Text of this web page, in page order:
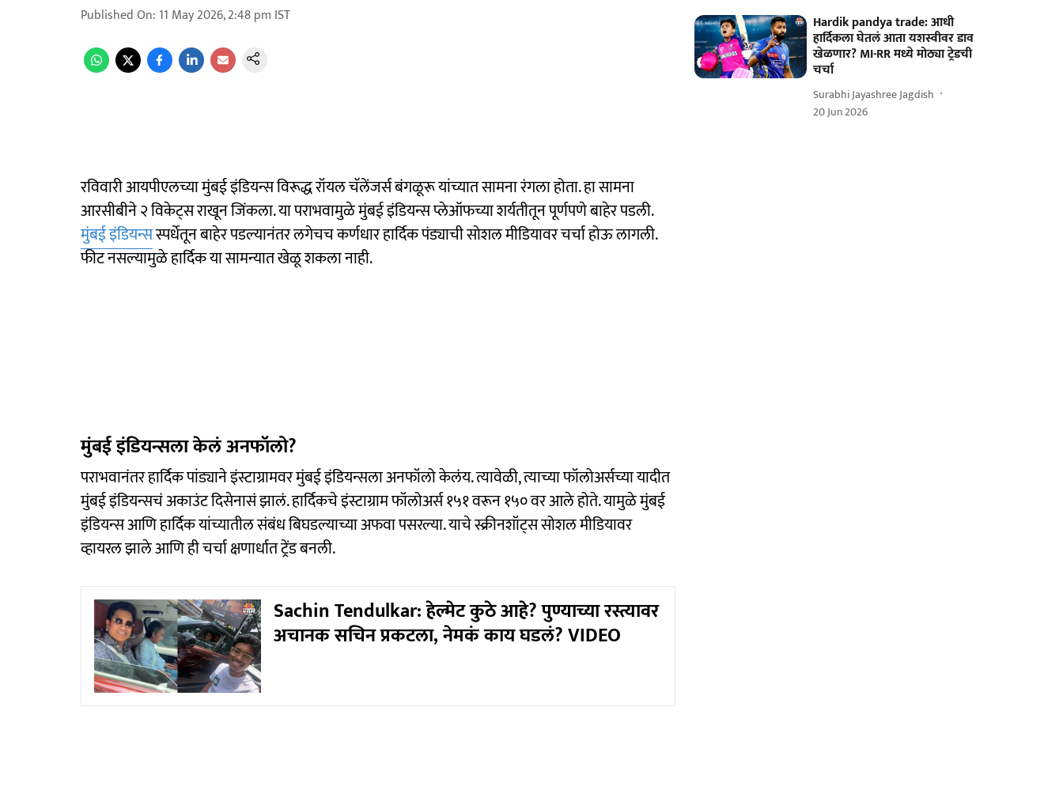
Published On: 11 May 2026, 2:48 pm IST
रविवारी आयपीएलच्या मुंबई इंडियन्स विरूद्ध रॉयल चॅलेंजर्स बंगळूरू यांच्यात सामना रंगला होता. हा सामना
आरसीबीने २ विकेट्स राखून जिंकला. या पराभवामुळे मुंबई इंडियन्स प्लेऑफच्या शर्यतीतून पूर्णपणे बाहेर पडली.
मुंबई इंडियन्सस्पर्धेतून बाहेर पडल्यानंतर लगेचच कर्णधार हार्दिक पंड्याची सोशल मीडियावर चर्चा होऊ लागली.
फीट नसल्यामुळे हार्दिक या सामन्यात खेळू शकला नाही.
मुंबई इंडियन्सला केलं अनफॉलो?
पराभवानंतर हार्दिक पांड्याने इंस्टाग्रामवर मुंबई इंडियन्सला अनफॉलो केलंय. त्यावेळी, त्याच्या फॉलोअर्सच्या यादीत
मुंबई इंडियन्सचं अकाउंट दिसेनासं झालं. हार्दिकचे इंस्टाग्राम फॉलोअर्स १५१ वरून १५० वर आले होते. यामुळे मुंबई
इंडियन्स आणि हार्दिक यांच्यातील संबंध बिघडल्याच्या अफवा पसरल्या. याचे स्क्रीनशॉट्स सोशल मीडियावर
व्हायरल झाले आणि ही चर्चा क्षणार्धात ट्रेंड बनली.
Sachin Tendulkar: हेल्मेट कुठे आहे? पुण्याच्या रस्त्यावर
अचानक सचिन प्रकटला, नेमकं काय घडलं? VIDEO
Hardik pandya trade: आधी
हार्दिकला घेतलं आता यशस्वीवर डाव
खेळणार? MI-RR मध्ये मोठ्या ट्रेडची
चर्चा
Surabhi Jayashree Jagdish
20 Jun 2026